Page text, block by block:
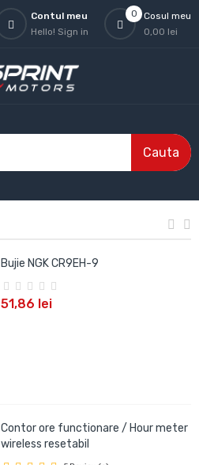
0
Cosul meu
0,00 lei
Contul meu
Hello! Sign in
Cauta
Bujie NGK CR9EH-9
51,86 lei
Contor ore functionare / Hour meter
wireless resetabil